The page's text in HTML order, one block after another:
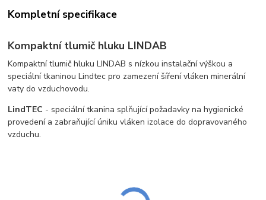
Kompletní specifikace
Kompaktní tlumič hluku LINDAB
Kompaktní tlumič hluku LINDAB s nízkou instalační výškou a
speciální tkaninou Lindtec pro zamezení šíření vláken minerální
vaty do vzduchovodu.
LindTEC - speciální tkanina splňující požadavky na hygienické
provedení a zabraňující úniku vláken izolace do dopravovaného
vzduchu.